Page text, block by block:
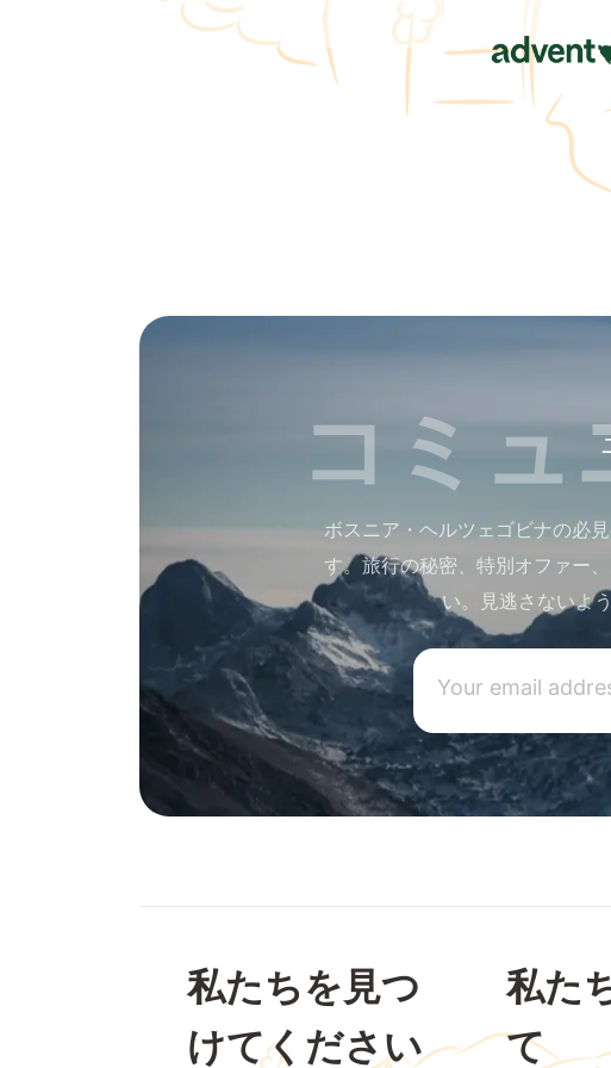
コミ
ボスニア・ヘルツェゴビナの必
す。旅行の秘密、特別オファー
い。見逃さないよ
私たちを見つ
けてください
私た
て